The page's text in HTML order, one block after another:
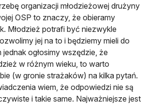
organizacji młodzieżowej drużyny
OSP to znaczy, że obieramy
Młodzież potrafi być niezwykle
jej na to i będziemy mieli do
jednak ogłosimy wszędzie, że
w różnym wieku, to warto
(w gronie strażaków) na kilka pytań.
wiem, że odpowiedzi nie są
i takie same. Najważniejsze jest